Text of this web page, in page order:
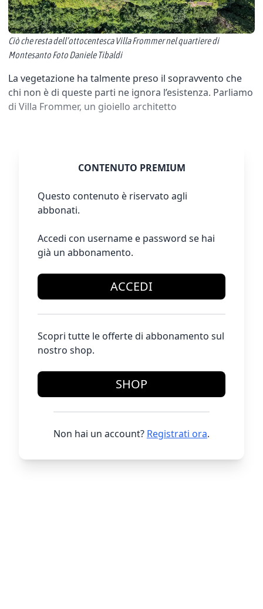
Ciò che resta dell’ottocentesca Villa Frommer nel quartiere di
Montesanto Foto Daniele Tibaldi
La vegetazione ha talmente preso il sopravvento che
chi non è di queste parti ne ignora l’esistenza. Parliamo
di Villa Frommer, un gioiello architetto
CONTENUTO PREMIUM
Questo contenuto è riservato agli
abbonati.
Accedi con username e password se hai
già un abbonamento.
ACCEDI
Scopri tutte le offerte di abbonamento sul
nostro shop.
SHOP
Non hai un account? Registrati ora.